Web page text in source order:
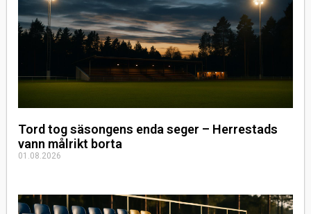
Tord tog säsongens enda seger – Herrestads
vann målrikt borta
01.08.2026